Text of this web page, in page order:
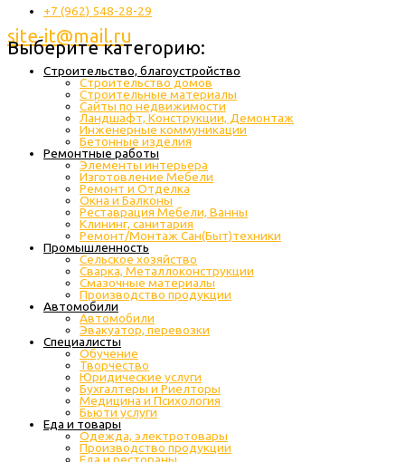
+7 (962) 548-28-29
site-it@mail.ru
Выберите категорию:
Строительство, благоустройство
Строительство домов
Строительные материалы
Сайты по недвижимости
Ландшафт, Конструкции, Демонтаж
Инженерные коммуникации
Бетонные изделия
Ремонтные работы
Элементы интерьера
Изготовление Мебели
Ремонт и Отделка
Окна и Балконы
Реставрация Мебели, Ванны
Клининг, санитария
Ремонт/Монтаж Сан(Быт)техники
Промышленность
Cельское хозяйство
Сварка, Металлоконструкции
Cмазочные материалы
Производство продукции
Автомобили
Автомобили
Эвакуатор, перевозки
Специалисты
Обучение
Творчество
Юридические услуги
Бухгалтеры и Риелторы
Медицина и Психология
Бьюти услуги
Еда и товары
Одежда, электротовары
Производство продукции